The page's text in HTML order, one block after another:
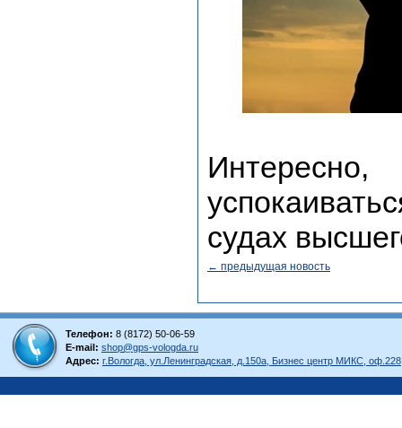
судах
← предыдущая новость
Телефон: 8 (8172) 50-06-59
E-mail: shop@gps-vologda.ru
Адрес: г.Вологда, ул.Ленинградская, д.150а, Бизнес центр МИКС, оф.228